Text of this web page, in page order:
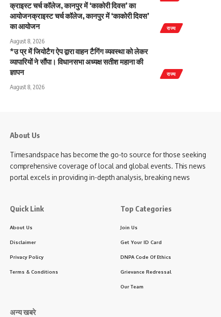
राज्य
क्राइस्ट चर्च कॉलेज, कानपुर में ‘काकोरी दिवस’ का
आयोजनक्राइस्ट चर्च कॉलेज, कानपुर में ‘काकोरी दिवस’
का आयोजन
August 8, 2026
राज्य
*उ प्र में जियोटैग ऐप द्वारा वाहन टैगिंग व्यवस्था को लेकर
व्यापारियों ने सौंपा। विधानसभा अध्यक्ष सतीश महाना की
ज्ञापन
August 8, 2026
About Us
Timesandspace has become the go-to source for those seeking
comprehensive coverage of local and global events. This news
portal excels in providing in-depth analysis, breaking news
Quick Link
About Us
Disclaimer
Privacy Policy
Terms & Conditions
Top Categories
Join Us
Get Your ID Card
DNPA Code Of Ethics
Grievance Redressal
Our Team
अन्य खबरे